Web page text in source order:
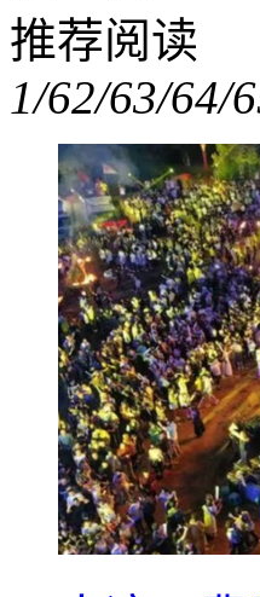
推荐阅读
1/62/63/64/6